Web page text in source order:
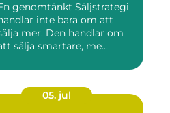
genomtänkt Säljstrategi
inte bara om att
mer. Den handlar om
sälja smartare, me...
05. jul